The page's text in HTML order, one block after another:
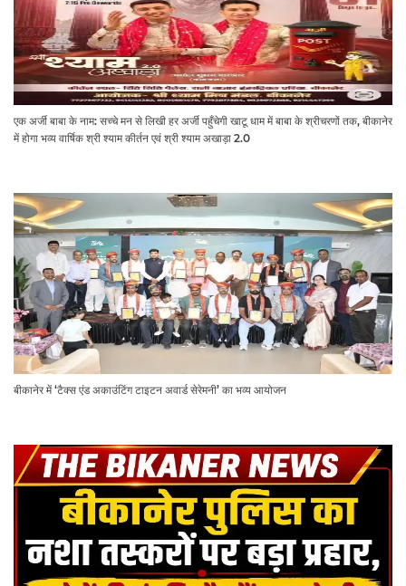
एक अर्जी बाबा के नाम: सच्चे मन से लिखी हर अर्जी पहुँचेगी खाटू धाम में बाबा के श्रीचरणों तक, बीकानेर
में होगा भव्य वार्षिक श्री श्याम कीर्तन एवं श्री श्याम अखाड़ा 2.0
बीकानेर में ‘टैक्स एंड अकाउंटिंग टाइटन अवार्ड सेरेमनी’ का भव्य आयोजन